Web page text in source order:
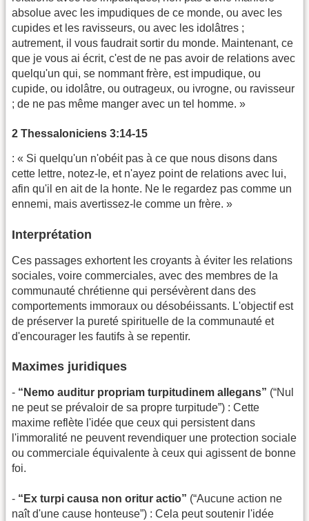
absolue avec les impudiques de ce monde, ou avec les
cupides et les ravisseurs, ou avec les idolâtres ;
autrement, il vous faudrait sortir du monde. Maintenant, ce
que je vous ai écrit, c'est de ne pas avoir de relations avec
quelqu'un qui, se nommant frère, est impudique, ou
cupide, ou idolâtre, ou outrageux, ou ivrogne, ou ravisseur
; de ne pas même manger avec un tel homme. »
2 Thessaloniciens 3:14-15
: « Si quelqu'un n'obéit pas à ce que nous disons dans
cette lettre, notez-le, et n'ayez point de relations avec lui,
afin qu'il en ait de la honte. Ne le regardez pas comme un
ennemi, mais avertissez-le comme un frère. »
Interprétation
Ces passages exhortent les croyants à éviter les relations
sociales, voire commerciales, avec des membres de la
communauté chrétienne qui persévèrent dans des
comportements immoraux ou désobéissants. L'objectif est
de préserver la pureté spirituelle de la communauté et
d'encourager les fautifs à se repentir.
Maximes juridiques
- “Nemo auditur propriam turpitudinem allegans” (“Nul
ne peut se prévaloir de sa propre turpitude”) : Cette
maxime reflète l'idée que ceux qui persistent dans
l'immoralité ne peuvent revendiquer une protection sociale
ou commerciale équivalente à ceux qui agissent de bonne
foi.
- “Ex turpi causa non oritur actio” (“Aucune action ne
naît d'une cause honteuse”) : Cela peut soutenir l'idée